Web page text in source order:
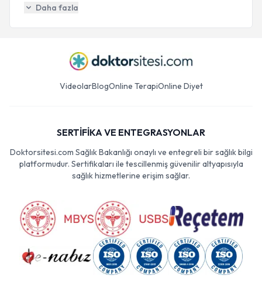
Daha fazla
VideolarBlogOnline TerapiOnline Diyet
SERTİFİKA VE ENTEGRASYONLAR
Doktorsitesi.com Sağlık Bakanlığı onaylı ve entegreli bir sağlık bilgi
platformudur. Sertifikaları ile tescillenmiş güvenilir altyapısıyla
sağlık hizmetlerine erişim sağlar.